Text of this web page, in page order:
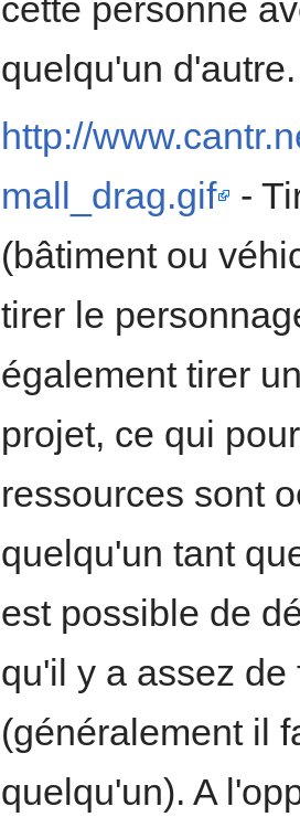
cette personne
quelqu'un d'autre.
http://
mall_drag.gif
-
(bâtiment ou
tirer le
également tirer
projet, ce qui
ressources sont
quelqu'un tant
est possible de
qu'il y a assez
(généralement il
quelqu'un). A